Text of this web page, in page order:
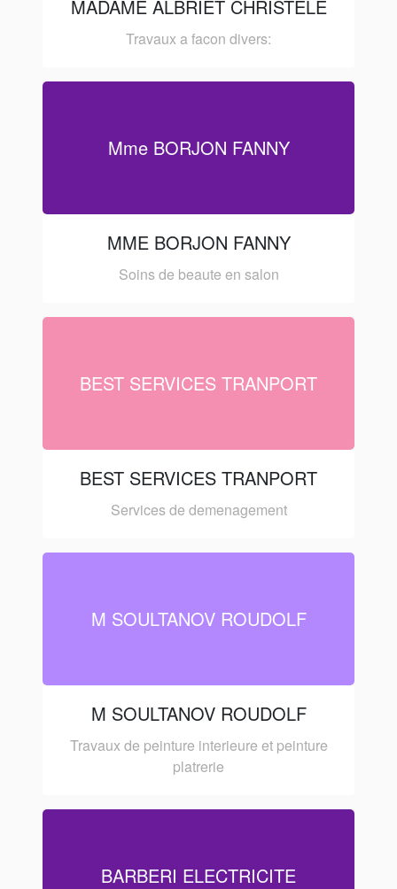
MADAME ALBRIET CHRISTELE
Travaux a facon divers:
Mme BORJON FANNY
MME BORJON FANNY
Soins de beaute en salon
BEST SERVICES TRANPORT
BEST SERVICES TRANPORT
Services de demenagement
M SOULTANOV ROUDOLF
M SOULTANOV ROUDOLF
Travaux de peinture interieure et peinture
platrerie
BARBERI ELECTRICITE